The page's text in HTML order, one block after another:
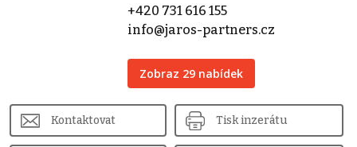
+420 731 616 155
info@jaros-partners.cz
Zobraz 29 nabídek
Kontaktovat Tisk inzerátu